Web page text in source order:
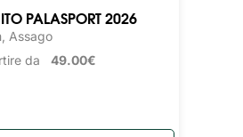
PALASPORT 2026
Assago
da49.00€